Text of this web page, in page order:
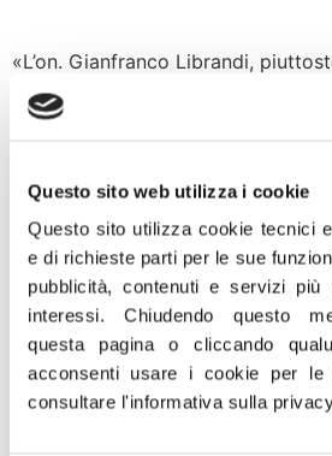
Questo sito web utilizza i cookie
Questo sito utilizza cookie tecnici
e di richieste parti per le sue
pubblicità, contenuti e servizi
interessi.Chiudendo questo
questa pagina o cliccando
acconsenti usare i cookie per le
consultare l'informativa sulla
«L’on. Gianfranco Librandi,
dinamica delle giravolte, pensi ai
Mio nonno, bontà sua, non ha
abbia un’idea delle istituzioni
nonno e della Destra italiana, ma
Lavoro, Rampelli:
pagliacciata.
che non trova
se… lo può